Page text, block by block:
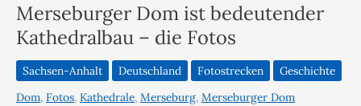
Merseburger Dom ist bedeutender
Kathedralbau – die Fotos
Sachsen-Anhalt Deutschland Fotostrecken
Geschichte
Dom, Fotos, Kathedrale, Merseburg, Merseburger Dom